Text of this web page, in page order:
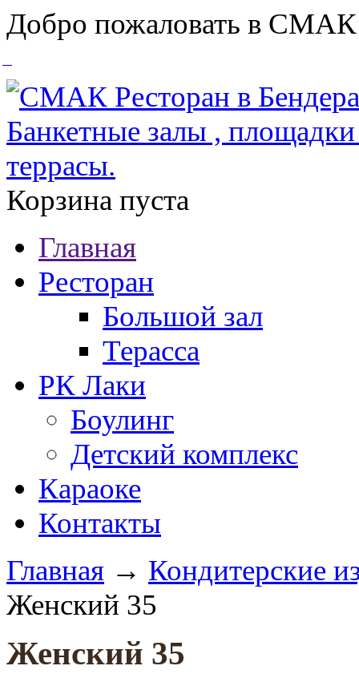
Добро пожаловать в
Корзина пуста
Главная
Ресторан
Большой зал
Терасса
РК Лаки
Боулинг
Детский комплекс
Караоке
Контакты
Главная → Кондитерские
Женский 35
Женский 35